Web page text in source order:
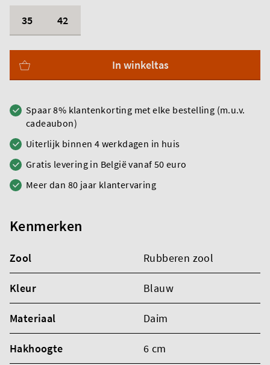
35
42
In winkeltas
Spaar 8% klantenkorting met elke bestelling (m.u.v.
cadeaubon)
Uiterlijk binnen 4 werkdagen in huis
Gratis levering in België vanaf 50 euro
Meer dan 80 jaar klantervaring
Kenmerken
Zool Rubberen zool
Kleur Blauw
Materiaal Daim
Hakhoogte 6 cm